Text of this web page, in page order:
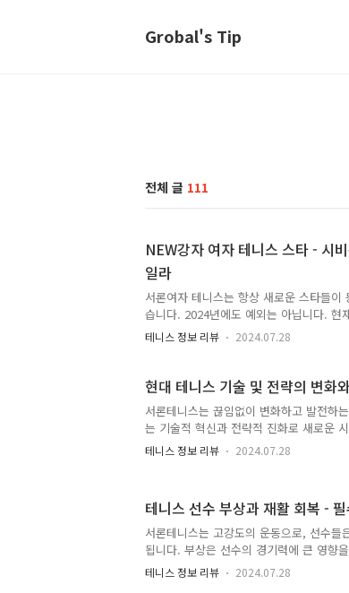
Grobal's Tip
전체 글 111
NEW강자 여자 테니스 스타 - 시
일라
서론여자 테니스는 항상 새로운 스타들
습니다. 2024년에도 예외는 아닙니다. 현
난 실력과 독특한 매력으로 테니스계를 뒤
2024년에 주목해야 할 차세대 여자 테니
및 주요 성과이가 시비옹테크는 폴란드 출
하며 주목을 받았습니다. 그녀는 그 후 꾸
새로운 강자로 자리매김했습니다. 시비
획득했으며, 세계 랭킹 1위에도 오르며
일시비..
테니스 정보 리뷰 2024.07.28
현대 테니스 기술 및 전략의 변화
서론테니스는 끊임없이 변화하고 발전하
는 기술적 혁신과 전략적 진화로 새로운
서는 현대 테니스에서 일어나고 있는 주요
화가 선수들과 경기에 미치는 영향을 분
양한 스핀과 파워를 구사할 수 있도록 설
은 선수들이 더욱 정교하고 강력한 샷을
이고 있습니다. 분석 도구와 데이터 기술
은 점점 커지고 ..
테니스 정보 리뷰 2024.07.28
테니스 선수 부상과 재활 회복 -
서론테니스는 고강도의 운동으로, 선수
됩니다. 부상은 선수의 경기력에 큰 영향
부정적인 영향을 줄 수 있습니다. 따라서
에게 필수적인 요소입니다. 이 포스팅에
테니스 정보 리뷰 2024.07.28